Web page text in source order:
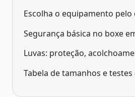
Escolha o equipamento pelo
Segurança básica no boxe
Luvas: proteção,
Tabela de tamanhos e